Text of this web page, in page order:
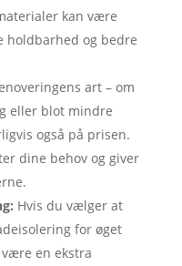
kan være
og bedre
art – om
eller blot mindre
også på prisen.
dine behov og giver
Hvis du vælger at
for øget
en ekstra